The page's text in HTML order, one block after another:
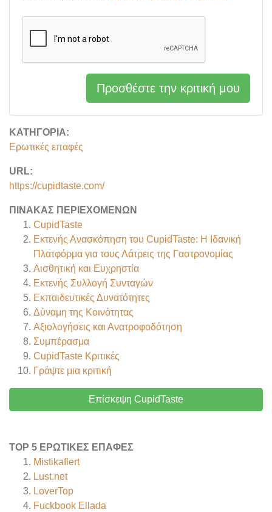
ΚΑΤΗΓΟΡΊΑ:
Ερωτικές επαφές
URL:
https://cupidtaste.com/
ΠΊΝΑΚΑΣ ΠΕΡΙΕΧΟΜΈΝΩΝ
CupidTaste
Εκτενής Ανασκόπηση του CupidTaste: Η Ιδανική
Πλατφόρμα για τους Λάτρεις της Γαστρονομίας
Αισθητική και Ευχρηστία
Εκτενής Συλλογή Συνταγών
Εκπαιδευτικές Δυνατότητες
Δύναμη της Κοινότητας
Αξιολογήσεις και Ανατροφοδότηση
Συμπέρασμα
CupidTaste Κριτικές
Γράψτε μια κριτική
Επίσκεψη CupidTaste
TOP 5 ΕΡΩΤΙΚΈΣ ΕΠΑΦΈΣ
Mistikaflert
Lust.net
LoverTop
Fuckbook Ellada
Προσθέστε την κριτική μου